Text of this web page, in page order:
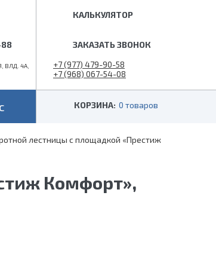
КАЛЬКУЛЯТОР
88
ВЛД. 4А,
ЗАКАЗАТЬ ЗВОНОК
+7 (977) 479-90-58
+7 (968) 067-54-08
info@superlestnica.com
Белые
Металлик
КОРЗИНА: 0 товаров
лестницы с площадкой «Престиж
Комфорт»,